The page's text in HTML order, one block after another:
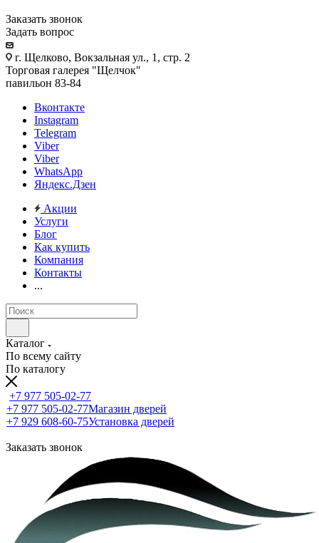
Заказать звонок
Задать вопрос
г. Щелково, Вокзальная ул., 1, стр. 2
Торговая галерея "Щелчок"
павильон 83-84
Вконтакте
Instagram
Telegram
Viber
Viber
WhatsApp
Яндекс.Дзен
Акции
Услуги
Блог
Как купить
Компания
Контакты
...
Каталог
По всему сайту
По каталогу
+7 977 505-02-77
+7 977 505-02-77Магазин дверей
+7 929 608-60-75Установка дверей
Заказать звонок